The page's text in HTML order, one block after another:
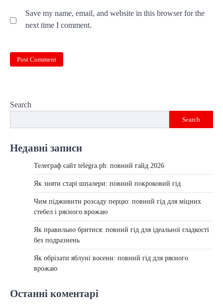
Save my name, email, and website in this browser for the
next time I comment.
Search
Search
Недавні записи
Телеграф сайт telegra.ph: повний гайд 2026
Як зняти старі шпалери: повний покроковий гід
Чим підживити розсаду перцю: повний гід для міцних
стебел і рясного врожаю
Як правильно бритися: повний гід для ідеальної гладкості
без подразнень
Як обрізати яблуні восени: повний гід для рясного
врожаю
Останні коментарі